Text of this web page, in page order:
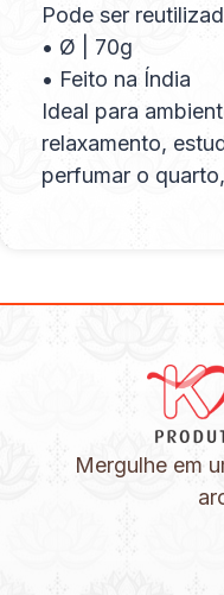
Pode ser
• Ø | 70g
• Feito na Índia
Ideal para
relaxamento,
perfumar o
Mergulhe em